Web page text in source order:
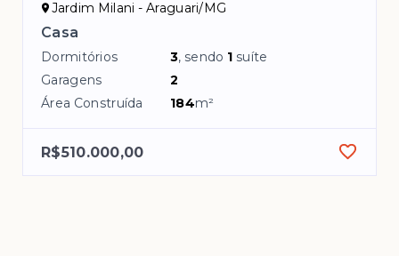
Jardim Milani - Araguari/MG
Casa
Dormitórios 3, sendo 1 suíte
Garagens
2
Área Construída
184m²
R$510.000,00